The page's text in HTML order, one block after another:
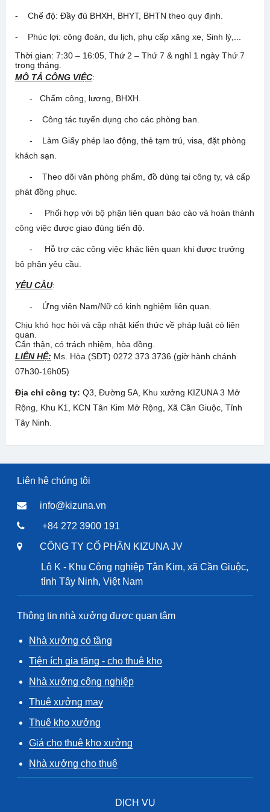
- Chế độ: Đầy đủ BHXH, BHYT, BHTN theo quy định.
- Phúc lợi: công đoàn, du lịch, phụ cấp xăng xe, Sinh lý,...
Thời gian: 7:30 – 16:05, Thứ 2 – Thứ 7 & nghỉ 1 ngày Thứ 7
trong tháng.
MÔ TẢ CÔNG VIỆC:
- Chấm công, lương, BHXH.
- Công tác tuyển dụng cho các phòng ban.
- Làm Giấy phép lao động, thẻ tạm trú, visa, đặt phòng
khách sạn.
- Theo dõi văn phòng phẩm, đồ dùng tại công ty, và cấp
phát đồng phục.
- Phối hợp với bộ phận liên quan báo cáo và hoàn thành
công việc được giao đúng tiến độ.
- Hỗ trợ các công việc khác liên quan khi được trưởng
bộ phận yêu cầu.
YÊU CẦU:
- Ứng viên Nam/Nữ có kinh nghiệm liên quan.
Chịu khó học hỏi và cập nhật kiến thức về pháp luật có liên
quan.
Cẩn thận, có trách nhiệm, hòa đồng.
LIÊN HỆ: Ms. Hòa (SĐT) 0272 373 3736 (giờ hành chánh
07h30-16h05)
Địa chỉ công ty: Q3, Đường 5A, Khu xưởng KIZUNA 3 Mở
Rộng, Khu K1, KCN Tân Kim Mở Rộng, Xã Cần Giuộc, Tỉnh
Tây Ninh.
Liên hệ chúng tôi
info@kizuna.vn
+84 272 3900 191
CÔNG TY CỔ PHẦN KIZUNA JV
Lô K - Khu Công nghiệp Tân Kim, xã Cần Giuộc,
tỉnh Tây Ninh, Việt Nam
Thông tin nhà xưởng được quan tâm
Nhà xưởng có tầng
Tiện ích gia tăng - cho thuê kho
Nhà xưởng công nghiệp
Thuê xưởng may
Thuê kho xưởng
Giá cho thuê kho xưởng
Nhà xưởng cho thuê
DỊCH VỤ